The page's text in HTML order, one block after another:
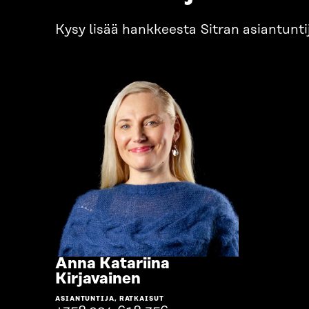
Kysy lisää hankkeesta Sitran
Anna Katariina
Kirjavainen
henkilön
ASIANTUNTIJA, RATKAISUT